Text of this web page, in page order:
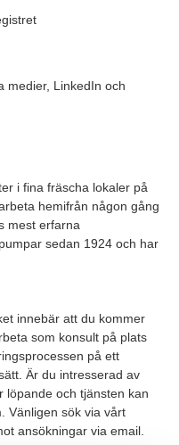
medier, LinkedIn och
i fina fräscha lokaler på
hemifrån någon gång
mest erfarna
sedan 1924 och har
innebär att du kommer
som konsult på plats
på ett
Är du intresserad av
löpande och tjänsten kan
Vänligen sök via vårt
ansökningar via email.